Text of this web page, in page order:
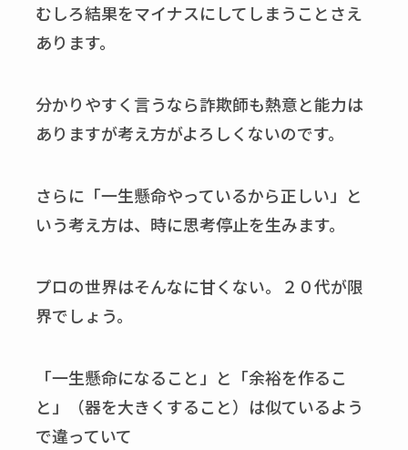
むしろ結果をマイナスにしてしまうことさえ
あります。
分かりやすく言うなら詐欺師も熱意と能力は
ありますが考え方がよろしくないのです。
さらに「一生懸命やっているから正しい」と
いう考え方は、時に思考停止を生みます。
プロの世界はそんなに甘くない。２０代が限
界でしょう。
「一生懸命になること」と「余裕を作るこ
と」（器を大きくすること）は似ているよう
で違っていて